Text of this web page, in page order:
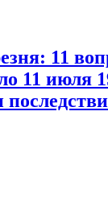
11
11 июля